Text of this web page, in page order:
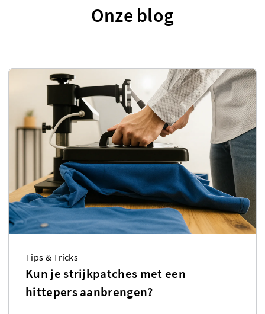
Onze blog
Tips & Tricks
Kun je strijkpatches met een
hittepers aanbrengen?